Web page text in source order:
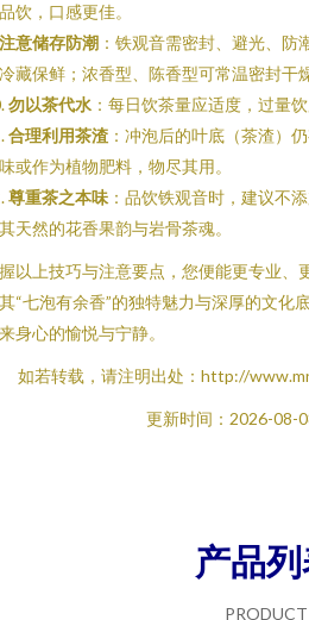
饮，口感更佳。
注意储存防潮 ：铁观音需密封、避光、
藏保鲜；浓香型、陈香型可常温密封干
勿以茶代水 ：每日饮茶量应适度，过量
合理利用茶渣 ：冲泡后的叶底（茶渣）
或作为植物肥料，物尽其用。
尊重茶之本味 ：品饮铁观音时，建议不
天然的花香果韵与岩骨茶魂。
以上技巧与注意要点，您便能更专业、
“七泡有余香”的独特魅力与深厚的文化
身心的愉悦与宁静。
如若转载，请注明出处：http://
更新时间：2026-08-
产品
PRODUCT